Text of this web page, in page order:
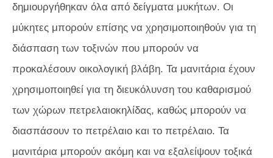
δημιουργήθηκαν όλα από δείγματα μυκήτων. Οι
μύκητες μπορούν επίσης να χρησιμοποιηθούν για τη
διάσπαση των τοξινών που μπορούν να
προκαλέσουν οικολογική βλάβη. Τα μανιτάρια έχουν
χρησιμοποιηθεί για τη διευκόλυνση του καθαρισμού
των χώρων πετρελαιοκηλίδας, καθώς μπορούν να
διασπάσουν το πετρέλαιο και το πετρέλαιο. Τα
μανιτάρια μπορούν ακόμη και να εξαλείψουν τοξικά